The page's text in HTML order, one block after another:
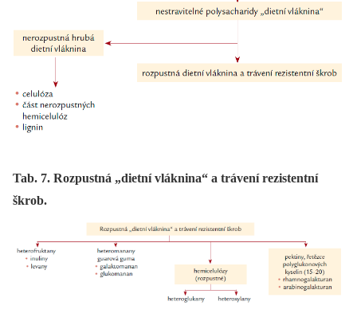
Tab. 7. Rozpustná „dietní vláknina“ a trávení rezistentní
škrob.